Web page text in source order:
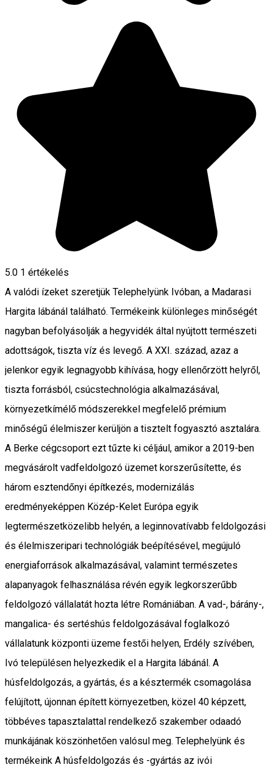
5.0 1 értékelés
A valódi ízeket szeretjük Telephelyünk Ivóban, a Madarasi
Hargita lábánál található. Termékeink különleges minőségét
nagyban befolyásolják a hegyvidék által nyújtott természeti
adottságok, tiszta víz és levegő. A XXI. század, azaz a
jelenkor egyik legnagyobb kihívása, hogy ellenőrzött helyről,
tiszta forrásból, csúcstechnológia alkalmazásával,
környezetkímélő módszerekkel megfelelő prémium
minőségű élelmiszer kerüljön a tisztelt fogyasztó asztalára.
A Berke cégcsoport ezt tűzte ki céljául, amikor a 2019-ben
megvásárolt vadfeldolgozó üzemet korszerűsítette, és
három esztendőnyi építkezés, modernizálás
eredményeképpen Közép-Kelet Európa egyik
legtermészetközelibb helyén, a leginnovatívabb feldolgozási
és élelmiszeripari technológiák beépítésével, megújuló
energiaforrások alkalmazásával, valamint természetes
alapanyagok felhasználása révén egyik legkorszerűbb
feldolgozó vállalatát hozta létre Romániában. A vad-, bárány-,
mangalica- és sertéshús feldolgozásával foglalkozó
vállalatunk központi üzeme festői helyen, Erdély szívében,
Ivó településen helyezkedik el a Hargita lábánál. A
húsfeldolgozás, a gyártás, és a késztermék csomagolása
felújított, újonnan épített környezetben, közel 40 képzett,
többéves tapasztalattal rendelkező szakember odaadó
munkájának köszönhetően valósul meg. Telephelyünk és
termékeink A húsfeldolgozás és -gyártás az ivói